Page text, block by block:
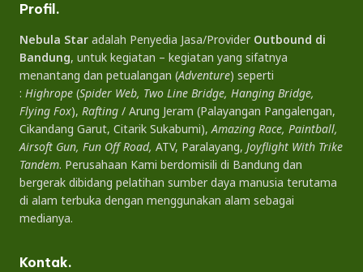
Profil.
Nebula Star adalah Penyedia Jasa/Provider Outbound di
Bandung, untuk kegiatan – kegiatan yang sifatnya
menantang dan petualangan (Adventure) seperti
: Highrope (Spider Web, Two Line Bridge, Hanging Bridge,
Flying Fox), Rafting / Arung Jeram (Palayangan Pangalengan,
Cikandang Garut, Citarik Sukabumi),Amazing Race, Paintball,
Airsoft Gun, Fun Off Road, ATV, Paralayang, Joyflight With Trike
Tandem. Perusahaan Kami berdomisili di Bandung dan
bergerak dibidang pelatihan sumber daya manusia terutama
di alam terbuka dengan menggunakan alam sebagai
medianya.
Kontak.